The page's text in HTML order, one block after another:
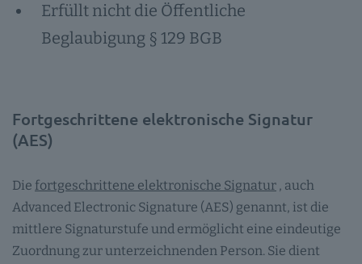
Erfüllt nicht die Öffentliche
Beglaubigung § 129 BGB
Fortgeschrittene elektronische Signatur
(AES)
Die fortgeschrittene elektronische Signatur , auch
Advanced Electronic Signature (AES) genannt, ist die
mittlere Signaturstufe und ermöglicht eine eindeutige
Zuordnung zur unterzeichnenden Person. Sie dient